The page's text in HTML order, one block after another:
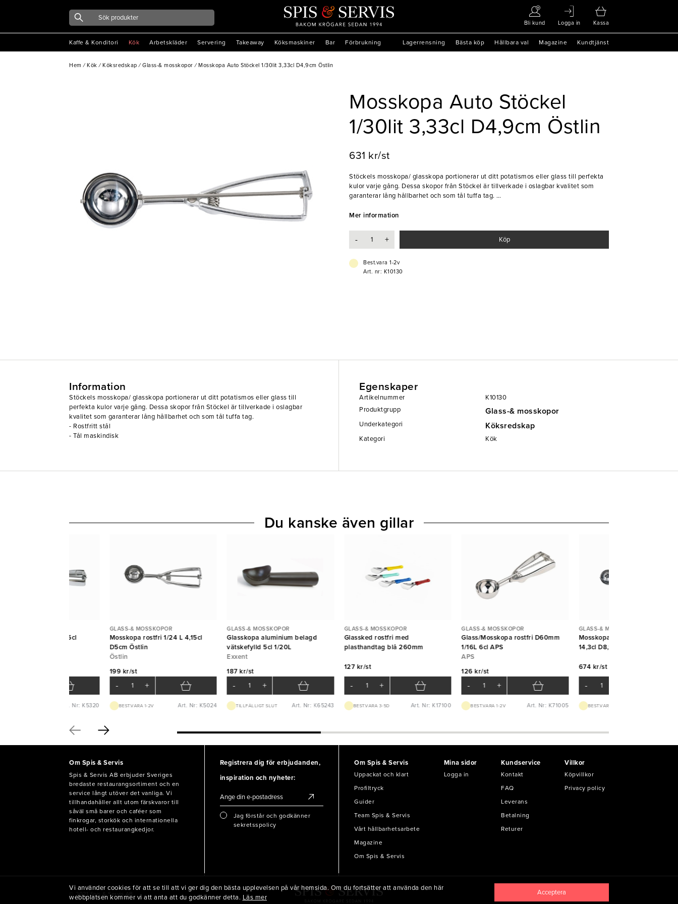
Bli kund Logga in Kassa
Kaffe & Konditori Kök Arbetskläder Servering Takeaway Köksmaskiner Bar Förbrukning Lagerrensning Bästa köp Hållbara val Magazine Kundtjänst
Hem / Kök / Köksredskap / Glass-& mosskopor / Mosskopa Auto Stöckel 1/30lit 3,33cl D4,9cm Östlin
Mosskopa Auto Stöckel
1/30lit 3,33cl D4,9cm Östlin
631 kr/st
Stöckels mosskopa/ glasskopa portionerar ut ditt potatismos eller glass till perfekta
kulor varje gång. Dessa skopor från Stöckel är tillverkade i oslagbar kvalitet som
garanterar lång hållbarhet och som tål tuffa tag.
- Tål maskindisk
Mer information
- + Köp
Best.vara 1-2v
Art. nr: K10130
Information
Stöckels mosskopa/ glasskopa portionerar ut ditt potatismos eller glass till
perfekta kulor varje gång. Dessa skopor från Stöckel är tillverkade i oslagbar
kvalitet som garanterar lång hållbarhet och som tål tuffa tag.
- Rostfritt stål
- Tål maskindisk
Egenskaper
Artikelnummer
K10130
Produktgrupp
Glass-& mosskopor
Underkategori Köksredskap
Kategori Kök
rostfri 1/20 L 5cl
Art. Nr: K5320
GLASS-& MOSSKOPOR
Mosskopa rostfri 1/24 L 4,15cl
D5cm Östlin
Östlin
199 kr/st
- +
BEST.VARA 1-2V Art. Nr: K5024
GLASS-& MOSSKOPOR
Glasskopa aluminium belagd
vätskefylld 5cl 1/20L
Exxent
187 kr/st
- +
TILLFÄLLIGT SLUT Art. Nr: K65243
GLASS-& MOSSKOPOR
Glassked rostfri med
plasthandtag blå 260mm
127 kr/st
- +
BEST.VARA 3-5D Art. Nr: K17100
GLASS-& MOSSKOPOR
Glass/Mosskopa rostfri D60mm
1/16L 6cl APS
APS
126 kr/st
- +
BEST.VARA 1-2V Art. Nr: K71005
GLASS-& MOSSKOPOR
Mosskopa Auto Stöckel 1/7lit
14,3cl D8,1cm Östlin
674 kr/st
-
BEST.VARA 1-2V
Du kanske även gillar
Om Spis & Servis
Spis & Servis AB erbjuder Sveriges
bredaste restaurangsortiment och en
service långt utöver det vanliga. Vi
tillhandahåller allt utom färskvaror till
såväl små barer och caféer som
finkrogar, storkök och internationella
hotell- och restaurangkedjor.
Registrera dig för erbjudanden,
inspiration och nyheter:
Jag förstår och godkänner
sekretsspolicy
Om Spis & Servis
Uppackat och klart
Profiltryck
Guider
Team Spis & Servis
Vårt hållbarhetsarbete
Magazine
Om Spis & Servis
Mina sidor
Logga in
Kundservice
Kontakt
FAQ
Leverans
Betalning
Returer
Villkor
Köpvillkor
Privacy policy
© 2021 Spis & Servis AB
Vi använder cookies för att se till att vi ger dig den bästa upplevelsen på vår hemsida. Om du fortsätter att använda den här
webbplatsen kommer vi att anta att du godkänner detta. Läs mer
Acceptera